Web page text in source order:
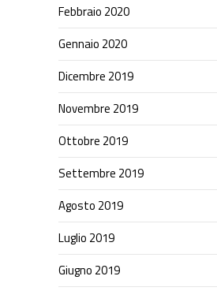
Febbraio 2020
Gennaio 2020
Dicembre 2019
Novembre 2019
Ottobre 2019
Settembre 2019
Agosto 2019
Luglio 2019
Giugno 2019